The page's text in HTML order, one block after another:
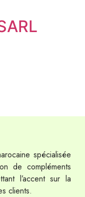
spécialisée
de compléments
l’accent sur la
clients.